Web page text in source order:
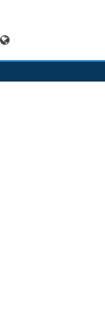
>Dr. Andreas Cajacob